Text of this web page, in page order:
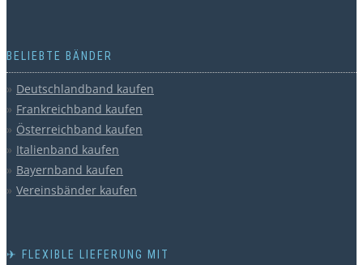
BELIEBTE BÄNDER
Deutschlandband kaufen
Frankreichband kaufen
Österreichband kaufen
Italienband kaufen
Bayernband kaufen
Vereinsbänder kaufen
✈ FLEXIBLE LIEFERUNG MIT